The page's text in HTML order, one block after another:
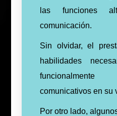
las funciones
comunicación.
Sin olvidar, el
habilidades
comunicativos en su
Por otro lado,